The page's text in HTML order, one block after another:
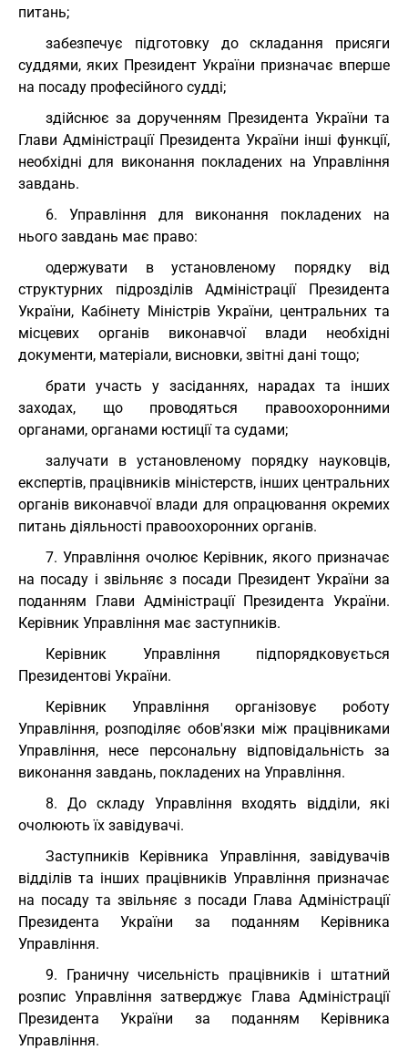
питань;
забезпечує підготовку до складання присяги
суддями, яких Президент України призначає вперше
на посаду професійного судді;
здійснює за дорученням Президента України та
Глави Адміністрації Президента України інші функції,
необхідні для виконання покладених на Управління
завдань.
6. Управління для виконання покладених на
нього завдань має право:
одержувати в установленому порядку від
структурних підрозділів Адміністрації Президента
України, Кабінету Міністрів України, центральних та
місцевих органів виконавчої влади необхідні
документи, матеріали, висновки, звітні дані тощо;
брати участь у засіданнях, нарадах та інших
заходах, що проводяться правоохоронними
органами, органами юстиції та судами;
залучати в установленому порядку науковців,
експертів, працівників міністерств, інших центральних
органів виконавчої влади для опрацювання окремих
питань діяльності правоохоронних органів.
7. Управління очолює Керівник, якого призначає
на посаду і звільняє з посади Президент України за
поданням Глави Адміністрації Президента України.
Керівник Управління має заступників.
Керівник Управління підпорядковується
Президентові України.
Керівник Управління організовує роботу
Управління, розподіляє обов'язки між працівниками
Управління, несе персональну відповідальність за
виконання завдань, покладених на Управління.
8. До складу Управління входять відділи, які
очолюють їх завідувачі.
Заступників Керівника Управління, завідувачів
відділів та інших працівників Управління призначає
на посаду та звільняє з посади Глава Адміністрації
Президента України за поданням Керівника
Управління.
9. Граничну чисельність працівників і штатний
розпис Управління затверджує Глава Адміністрації
Президента України за поданням Керівника
Управління.